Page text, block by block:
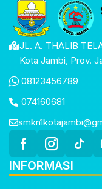
JL. A. THALIB
Kota Jambi, Prov.
08123456789
074160681
INFORMASI